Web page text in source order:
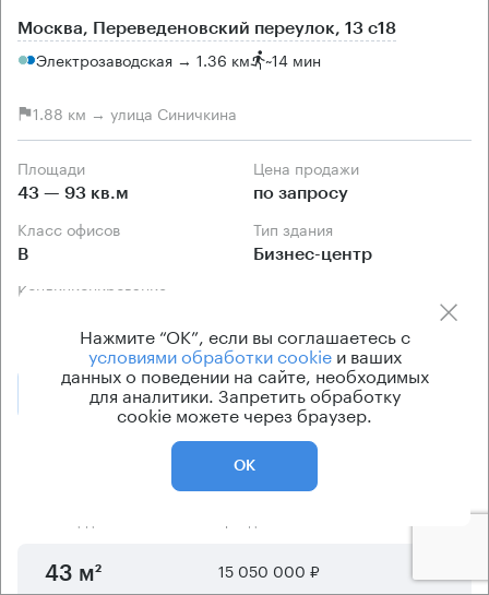
Москва, Переведеновский переулок, 13 с18
Электрозаводская → 1.36 км ~14 мин
1.88 км → улица Синичкина
Площади
43 — 93 кв.м
Цена продажи
по запросу
Класс офисов
B
Тип здания
Бизнес-центр
Кондиционирование
Позвонить Получить презентацию
Предложения по продаже в этом здании:
43 м² 15 050 000 ₽
Нажмите “ОК”, если вы соглашаетесь с
условиями обработки cookieи ваших
данных о поведении на сайте, необходимых
для аналитики. Запретить обработку
cookie можете через браузер.
ОК